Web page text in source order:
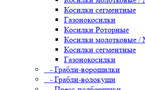
Косилки сегментные
Газонокосилки
Косилки Роторные
Косилки молотковые /
Косилки сегментные
Газонокосилки
- Грабли-ворошилки
- Грабли-волокуши